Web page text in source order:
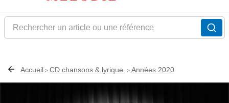
Rechercher un article ou une référence
Accueil > CD chansons & lyrique > Années 2020